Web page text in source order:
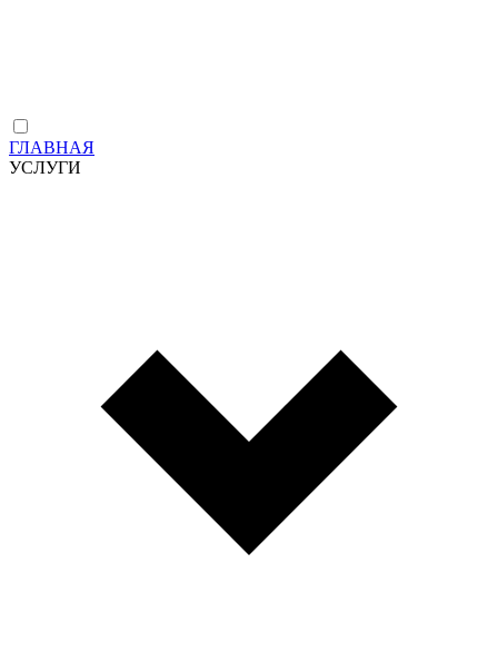
ГЛАВНАЯ
УСЛУГИ